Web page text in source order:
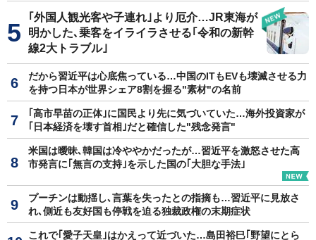
｢外国人観光客や子連れ｣より厄介…JR東海が
明かした､乗客をイライラさせる｢令和の新幹
線2大トラブル｣
だから習近平は心底焦っている…中国のITもEVも壊滅させる力
を持つ日本が世界シェア8割を握る"素材"の名前
｢高市早苗の正体｣に国民より先に気づいていた…海外投資家が
｢日本経済を壊す首相｣だと確信した"残念発言"
米国は曖昧､韓国は冷ややかだったが…習近平を激怒させた高
市発言に｢無言の支持｣を示した国の｢大胆な手法｣
プーチンは動揺し､言葉を失ったとの指摘も…習近平に見放さ
れ､側近も友好国も停戦を迫る独裁政権の末期症状
これで｢愛子天皇｣はかえって近づいた…島田裕巳｢野望にとら